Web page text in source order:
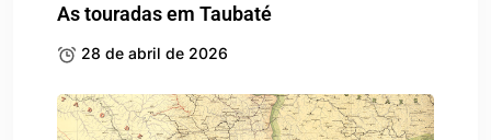
As touradas em Taubaté
28 de abril de 2026